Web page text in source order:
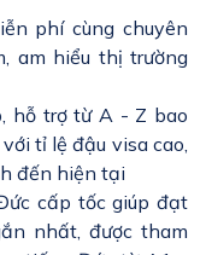
phí cùng chuyên
am hiểu thị trường
hỗ trợ từ A - Z bao
tỉ lệ đậu visa cao,
đến hiện tại
cấp tốc giúp đạt
nhất, được tham